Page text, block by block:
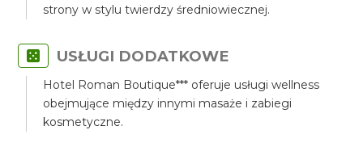
strony w stylu twierdzy średniowiecznej.
USŁUGI DODATKOWE
Hotel Roman Boutique*** oferuje usługi wellness
obejmujące między innymi masaże i zabiegi
kosmetyczne.